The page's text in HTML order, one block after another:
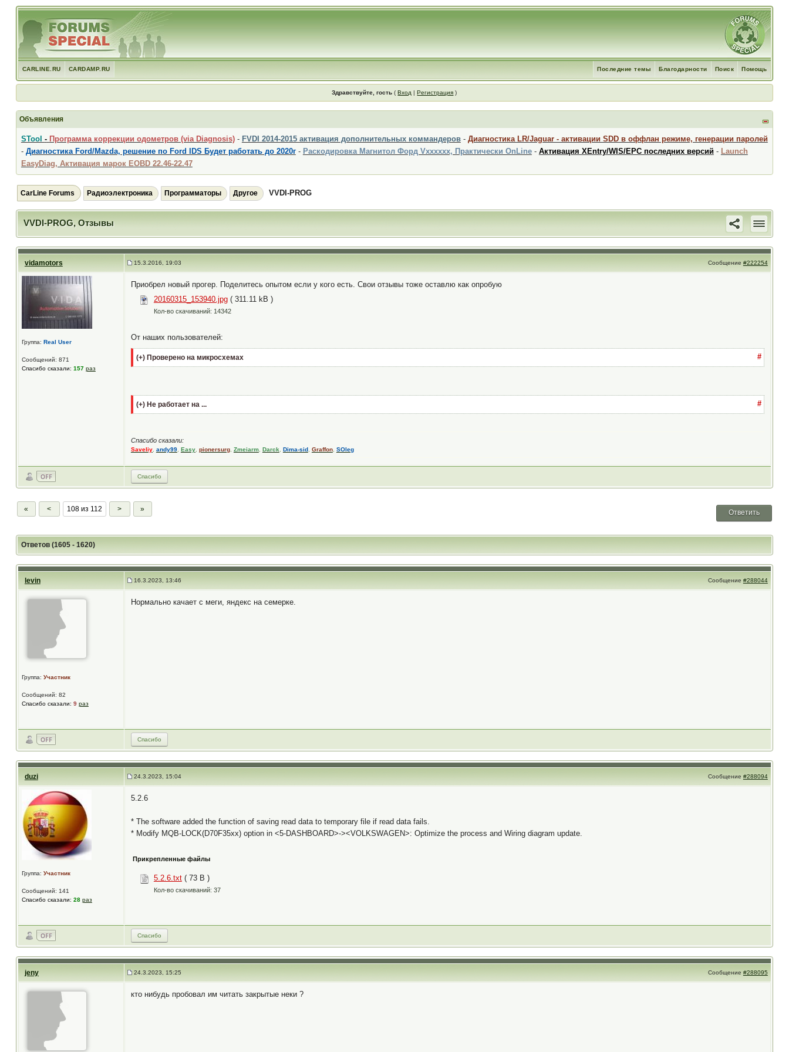
CARLINE.RU CARDAMP.RU Помощь
Поиск
Благодарности
Последние темы
Здравствуйте, гость (Вход |Регистрация )
Объявления
STool - Программа коррекции одометров (via Diagnosis)- FVDI 2014-2015 активация дополнительных коммандеров- Диагностика LR/Jaguar - активации SDD в оффлан режиме, генерации паролей
- Диагностика Ford/Mazda, решение по Ford IDS Будет работать до 2020г- Раскодировка Магнитол Форд Vxxxxxx, Практически OnLine- Активация XEntry/WIS/EPC последних версий- Launch
EasyDiag, Активация марок EOBD 22.46-22.47
CarLine Forums Радиоэлектроника Программаторы Другое VVDI-PROG
VVDI-PROG, Отзывы
vidamotors 15.3.2016, 19:03 Сообщение #222254
Группа: Real User
Сообщений: 871
Спасибо сказали: 157 раз
Приобрел новый прогер. Поделитесь опытом если у кого есть. Свои отзывы тоже оставлю как опробую
20160315_153940.jpg( 311.11 kB )
Кол-во скачиваний: 14342
От наших пользователей:
#
Проверено на микросхемах
#
Не работает на ...
Спасибо сказали:
Saveliy, andy99, Easy, pionersurg, Zmeiarm, Darck Dima-sid, Graffon, SOleg
Спасибо
« < 108 из 112 > » Ответить
Ответов (1605 - 1620)
levin 16.3.2023, 13:46 Сообщение #288044
Группа: Участник
Сообщений: 82
Спасибо сказали: 9 раз
Нормально качает с меги, яндекс на семерке.
Спасибо
duzi 24.3.2023, 15:04 Сообщение #288094
Группа: Участник
Сообщений: 141
Спасибо сказали: 28 раз
5.2.6
* The software added the function of saving read data to temporary file if read data fails.
* Modify MQB-LOCK(D70F35xx) option in <5-DASHBOARD>-><VOLKSWAGEN>: Optimize the process and Wiring diagram update.
Прикрепленные файлы
5.2.6.txt( 73 B )
Кол-во скачиваний: 37
Спасибо
jeny 24.3.2023, 15:25 Сообщение #288095
кто нибудь пробовал им читать закрытые неки ?